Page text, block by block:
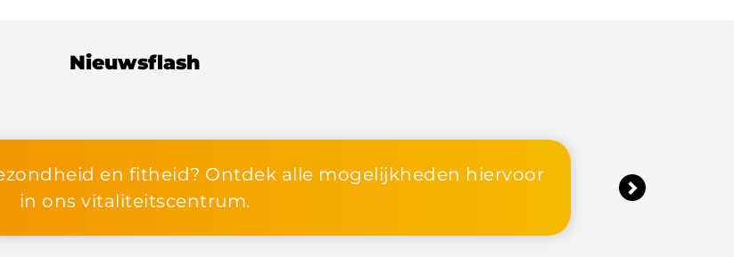
Nieuwsflash
Vanaf heden is het ook mogelijk om online een intake fysiotherapie te
Next